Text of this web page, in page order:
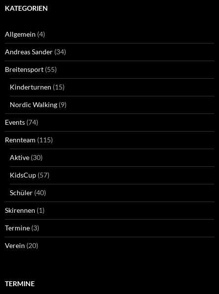
KATEGORIEN
Allgemein (4)
Andreas Sander (34)
Breitensport (55)
Kinderturnen (15)
Nordic Walking (9)
Events (74)
Rennteam (115)
Aktive (30)
KidsCup (57)
Schüler (40)
Skirennen (1)
Termine (3)
Verein (20)
TERMINE